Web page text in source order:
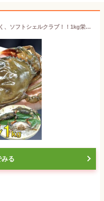
柔らかい殻のカニを丸ごといただく、ソフトシェルクラブ！！1kg栄養がぎゅっと詰まった脱皮直後のカニを、とても美味しい状態で漁獲しています。カニ 蟹 バラ凍結 殻のまま 冷凍かに
る